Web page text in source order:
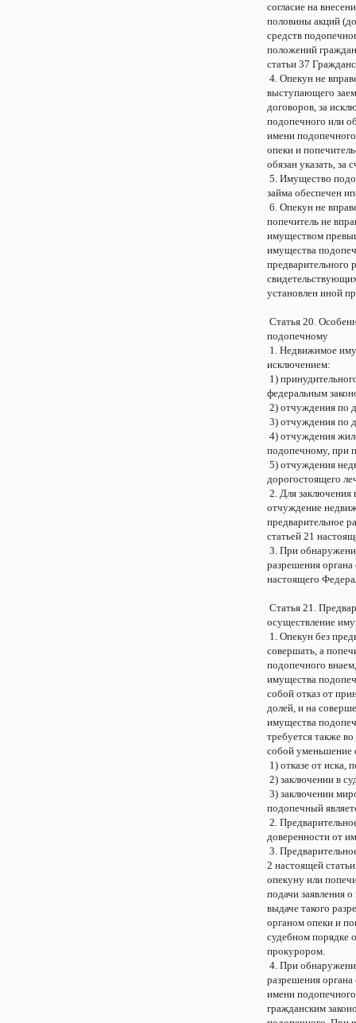
согласие на
половины акций
средств
положений
статьи 37
4. Опекун не
выступающего
договоров, за
подопечного или
имени
опеки и
обязан указать, за
5. Имущество
займа обеспечен
6. Опекун не
попечитель не
имуществом
имущества
предварительного
установлен иной
Статья 20.
подопечному
1. Недвижимое
исключением:
1)
федеральным
2) отчуждения по
3) отчуждения по
4) отчуждения
подопечному, при
5) отчуждения
дорогостоящего
2. Для заключения
отчуждение
предварительное
статьей 21
3. При
разрешения
настоящего
Статья 21.
осуществление
1. Опекун без
совершать, а
подопечного
имущества
собой отказ от
долей, и на
имущества
требуется также
собой уменьшение
1) отказе от иска,
2) заключении в
3) заключении
подопечный
2.
доверенности от
3.
2 настоящей
опекуну или
подачи заявления
выдаче такого
органом опеки и
судебном порядке
прокурором.
4. При
разрешения органа
имени подопечного
гражданским